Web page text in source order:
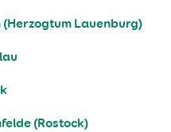
Lauenburg)
(Rostock)